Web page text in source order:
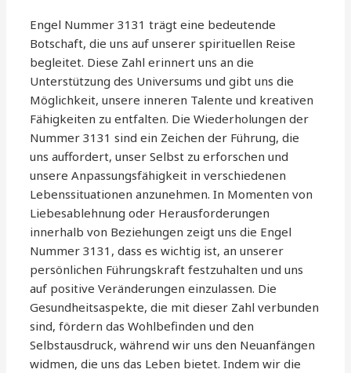
Engel Nummer 3131 trägt eine bedeutende
Botschaft, die uns auf unserer spirituellen Reise
begleitet. Diese Zahl erinnert uns an die
Unterstützung des Universums und gibt uns die
Möglichkeit, unsere inneren Talente und kreativen
Fähigkeiten zu entfalten. Die Wiederholungen der
Nummer 3131 sind ein Zeichen der Führung, die
uns auffordert, unser Selbst zu erforschen und
unsere Anpassungsfähigkeit in verschiedenen
Lebenssituationen anzunehmen. In Momenten von
Liebesablehnung oder Herausforderungen
innerhalb von Beziehungen zeigt uns die Engel
Nummer 3131, dass es wichtig ist, an unserer
persönlichen Führungskraft festzuhalten und uns
auf positive Veränderungen einzulassen. Die
Gesundheitsaspekte, die mit dieser Zahl verbunden
sind, fördern das Wohlbefinden und den
Selbstausdruck, während wir uns den Neuanfängen
widmen, die uns das Leben bietet. Indem wir die